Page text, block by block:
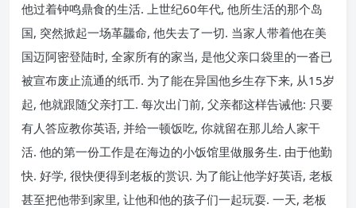
他过着钟鸣鼎食的生活. 上世纪60年代, 他所生活的那个岛
国, 突然掀起一场革龘命, 他失去了一切. 当家人带着他在美
国迈阿密登陆时, 全家所有的家当, 是他父亲口袋里的一沓已
被宣布废止流通的纸币. 为了能在异国他乡生存下来, 从15岁
起, 他就跟随父亲打工. 每次出门前, 父亲都这样告诫他: 只要
有人答应教你英语, 并给一顿饭吃, 你就留在那儿给人家干
活. 他的第一份工作是在海边的小饭馆里做服务生. 由于他勤
快. 好学, 很快便得到老板的赏识. 为了能让他学好英语, 老板
甚至把他带到家里, 让他和他的孩子们一起玩耍. 一天, 老板